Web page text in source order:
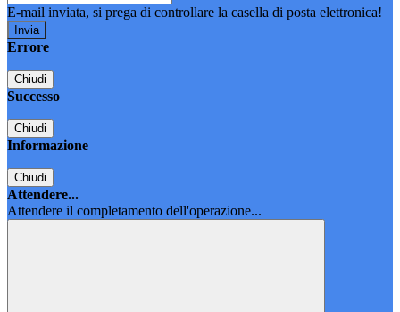
E-mail inviata, si prega di controllare la casella di posta elettronica!
Errore
Chiudi
Successo
Chiudi
Informazione
Chiudi
Attendere...
Attendere il completamento dell'operazione...